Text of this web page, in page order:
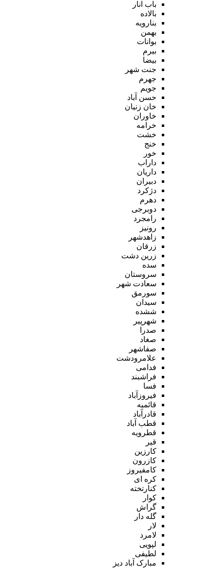
باب انار
بالاده
بنارویه
بهمن
بوانات
بیرم
بیضا
جنت شهر
جهرم
جویم
حسن آباد
خان زنیان
خاوران
خرامه
خشت
خنج
خور
داراب
داریان
دبیران
دژکرد
دهرم
دوبرجی
رامجرد
رونیز
زاهدشهر
زرقان
زرین دشت
سده
سروستان
سعادت شهر
سورمق
سیدان
ششده
شهرپیر
صدرا
صغاد
صفاشهر
علامرودشت
فدامی
فراشبند
فسا
فیروزآباد
قائمیه
قادرآباد
قطب آباد
قطرویه
قیر
کارزین
کازرون
کامفیروز
کره ای
کنارتخته
کوار
گراش
گله دار
لار
لامرد
لپویی
لطیفی
مبارک آباد دیز